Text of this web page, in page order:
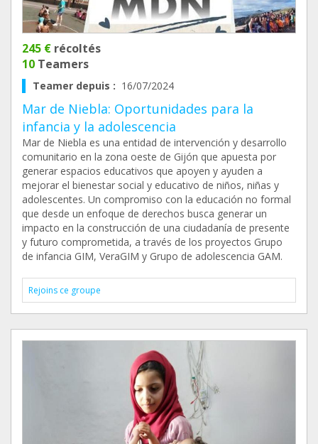
245 € récoltés
10 Teamers
Teamer depuis : 16/07/2024
Mar de Niebla: Oportunidades para la
infancia y la adolescencia
Mar de Niebla es una entidad de intervención y desarrollo
comunitario en la zona oeste de Gijón que apuesta por
generar espacios educativos que apoyen y ayuden a
mejorar el bienestar social y educativo de niños, niñas y
adolescentes. Un compromiso con la educación no formal
que desde un enfoque de derechos busca generar un
impacto en la construcción de una ciudadanía de presente
y futuro comprometida, a través de los proyectos Grupo
de infancia GIM, VeraGIM y Grupo de adolescencia GAM.
Rejoins ce groupe